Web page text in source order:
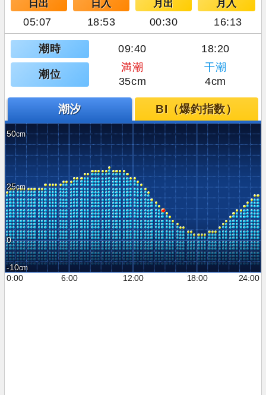
日出 日入 月出 月入
05:07 18:53 00:30 16:13
潮時 09:40 18:20
潮位
満潮
干潮
35cm
4cm
潮汐 BI（爆釣指数）
50
25
0
-10
0:00
6:00 12:00 18:00 24:00